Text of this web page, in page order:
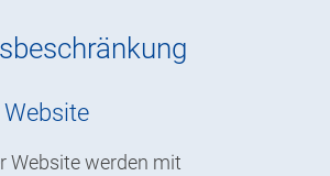
Website
Website werden mit